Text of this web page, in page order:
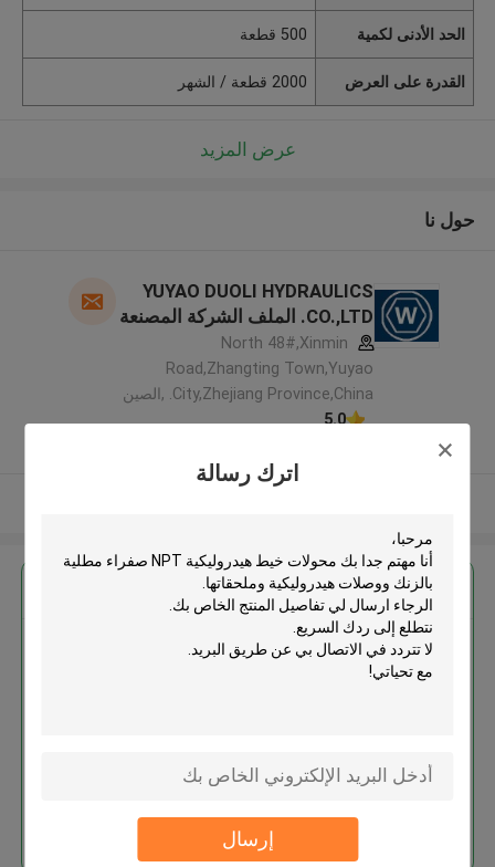
اترك رسالة
إرسال
الحد الأدنى لكمية 500 قطعة
القدرة على العرض 2000 قطعة / الشهر
عرض المزيد
حول نا
YUYAO DUOLI HYDRAULICS
CO.,LTD. الملف الشركة المصنعة
North 48#,Xinmin
Road,Zhangting Town,Yuyao
City,Zhejiang Province,China. ,الصين
5.0
احصل على افضل سعر ل
استمر